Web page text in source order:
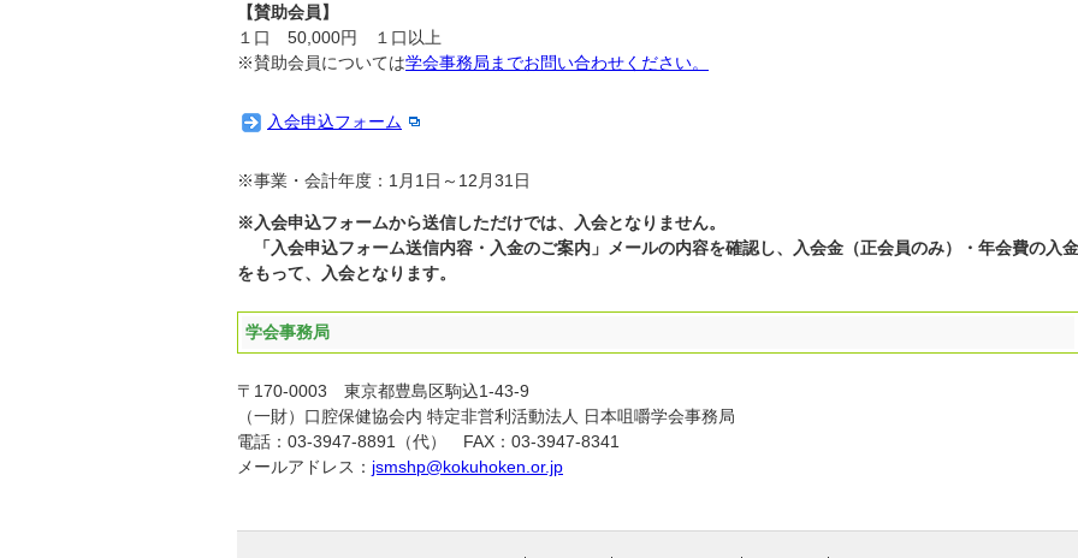
【賛助会員】
１口 50,000円 １口以上
※賛助会員については学会事務局までお問い合わせください。
入会申込フォーム
※事業・会計年度：1月1日～12月31日
※入会申込フォームから送信しただけでは、入会となりません。
「入会申込フォーム送信内容・入金のご案内」メールの内容を確認し、入会金（正会員のみ）・年会費の入金
をもって、入会となります。
学会事務局
〒170-0003 東京都豊島区駒込1-43-9
（一財）口腔保健協会内 特定非営利活動法人 日本咀嚼学会事務局
電話：03-3947-8891（代） FAX：03-3947-8341
メールアドレス： jsmshp@kokuhoken.or.jp